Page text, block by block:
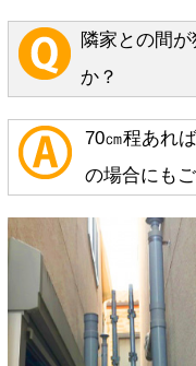
隣家との間
か？
70㎝程あれ
の場合にも